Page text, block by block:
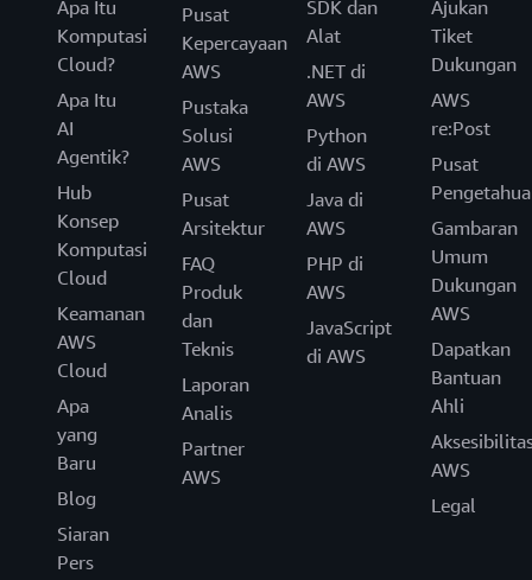
Apa Itu
Komputasi
Cloud?
Apa Itu
AI
Agentik?
Hub
Konsep
Komputasi
Cloud
Keamanan
AWS
Cloud
Apa
yang
Baru
Blog
Siaran
Pers
Pusat
Kepercayaan
AWS
Pustaka
Solusi
AWS
Pusat
Arsitektur
FAQ
Produk
dan
Teknis
Laporan
Analis
Partner
AWS
SDK dan
Alat
.NET di
AWS
Python
di AWS
Java di
AWS
PHP di
AWS
JavaScript
di AWS
Ajukan
Tiket
Dukungan
AWS
re:Post
Pusat
Gambaran
Umum
Dukungan
AWS
Dapatkan
Bantuan
Ahli
AWS
Legal